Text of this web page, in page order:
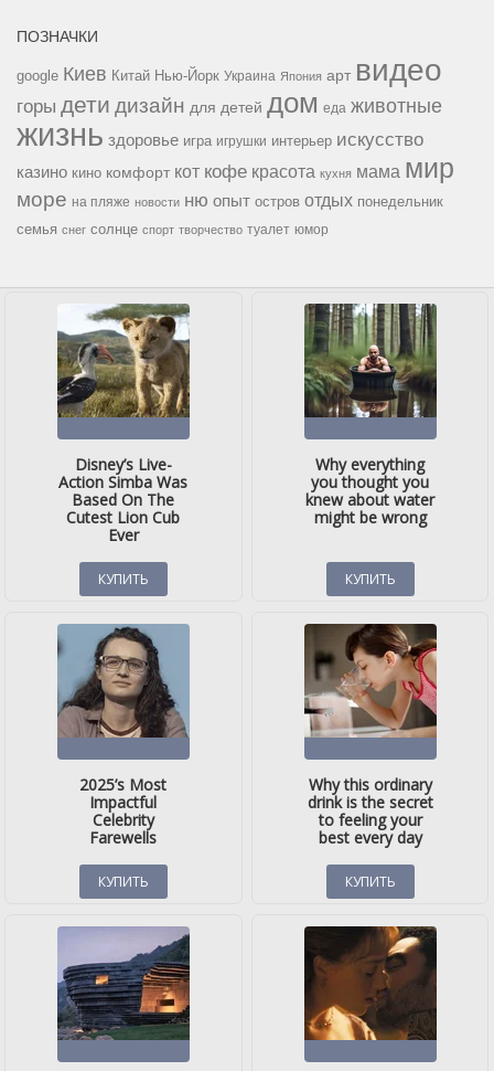
ПОЗНАЧКИ
google Киев Китай Нью-Йорк Украина Япония арт видео
горы дети дизайн для детей дом еда животные
жизнь здоровье игра игрушки интерьер искусство
казино кино комфорт кот кофе красота кухня мама мир
море на пляже новости ню опыт остров отдых понедельник
семья снег солнце спорт творчество туалет юмор